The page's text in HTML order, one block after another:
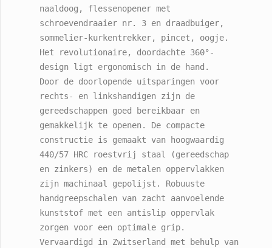
naaldoog, flessenopener met
schroevendraaier nr. 3 en draadbuiger,
sommelier-kurkentrekker, pincet, oogje.
Het revolutionaire, doordachte 360°-
design ligt ergonomisch in de hand.
Door de doorlopende uitsparingen voor
rechts- en linkshandigen zijn de
gereedschappen goed bereikbaar en
gemakkelijk te openen. De compacte
constructie is gemaakt van hoogwaardig
440/57 HRC roestvrij staal (gereedschap
en zinkers) en de metalen oppervlakken
zijn machinaal gepolijst. Robuuste
handgreepschalen van zacht aanvoelende
kunststof met een antislip oppervlak
zorgen voor een optimale grip.
Vervaardigd in Zwitserland met behulp van